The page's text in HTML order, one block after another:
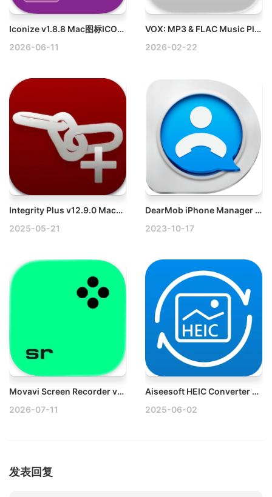
Iconize v1.8.8 Mac图标ICON生成工具
2026-06-11
VOX: MP3 & FLAC Music Player v3.7.7 Mac高品质音乐播放器破解版
2026-02-22
Integrity Plus v12.9.0 Mac网站死链检测、网站地图工具
2025-05-21
DearMob iPhone Manager v6.4 Mac iPhone/iPad设备管理
2023-10-17
Movavi Screen Recorder v24.7 Win屏幕录制破解版
2026-07-11
Aiseesoft HEIC Converter v1.0.36 Win HEIC图片转换工具破解版
2025-06-02
发表回复